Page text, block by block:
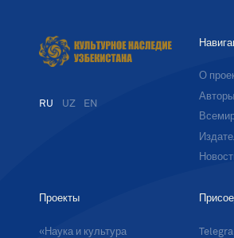
RU UZ EN
О
Авторы
Проекты
«Наука и культура